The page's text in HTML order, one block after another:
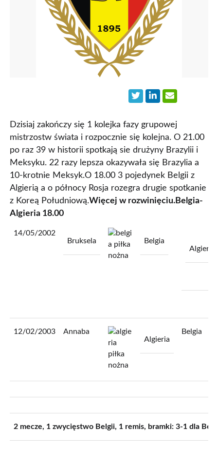
Dzisiaj zakończy się 1 kolejka fazy grupowej
mistrzostw świata i rozpocznie się kolejna. O 21.00
po raz 39 w historii spotkają sie drużyny Brazylii i
Meksyku. 22 razy lepsza okazywała się Brazylia a
10-krotnie Meksyk.O 18.00 3 pojedynek Belgii z
Algierią a o północy Rosja rozegra drugie spotkanie
z Koreą Południową.Więcej w rozwinięciu.Belgia-
Algieria 18.00
14/05/2002
Bruksela
Belgia
Algieria
12/02/2003
Annaba
Algieria
Belgia
2 mecze, 1 zwycięstwo Belgii, 1 remis, bramki: 3-1 dla